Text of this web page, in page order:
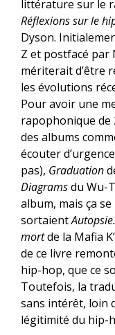
littérature sur le
Réflexions sur le
Dyson.
Z et postfacé par
mériterait d’être
les évolutions
Pour avoir une
rapophonique de
des albums
écouter
pas), Graduation
Diagramsdu Wu-
album, mais ça
sortaient
mortde la Mafia
de ce livre
hip-hop, que ce
Toutefois, la
sans intérêt, loin
légitimité du hip-